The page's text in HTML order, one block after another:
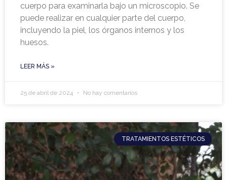
cuerpo para examinarla bajo un microscopio. Se
puede realizar en cualquier parte del cuerpo,
incluyendo la piel, los órganos internos y los
huesos.
LEER MÁS »
25 de abril de 2024 No hay comentarios
TRATAMIENTOS ESTÉTICOS